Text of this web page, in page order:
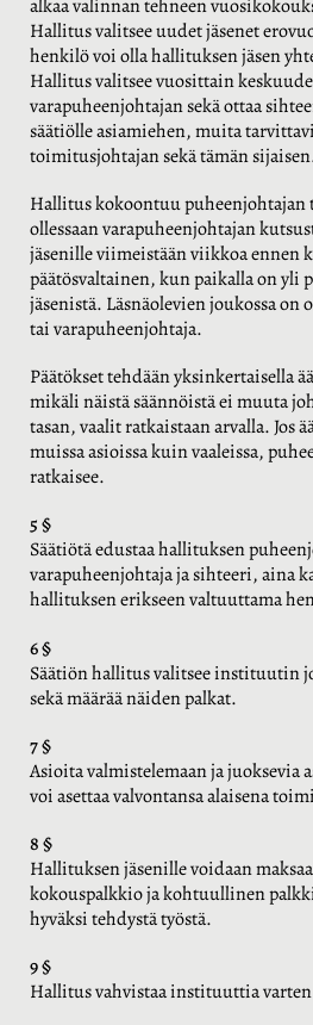
alkaa valinnan tehneen
Hallitus valitsee uudet jäsenet
henkilö voi olla hallituksen jäsen
Hallitus valitsee vuosittain
varapuheenjohtajan sekä ottaa
säätiölle asiamiehen, muita
toimitusjohtajan sekä tämän
Hallitus kokoontuu puheenjohtajan
ollessaan varapuheenjohtajan
jäsenille viimeistään viikkoa ennen
päätösvaltainen, kun paikalla on yli
jäsenistä. Läsnäolevien joukossa on
tai varapuheenjohtaja.
Päätökset tehdään yksinkertaisella
mikäli näistä säännöistä ei muuta
tasan, vaalit ratkaistaan arvalla. Jos
muissa asioissa kuin vaaleissa,
ratkaisee.
5 §
Säätiötä edustaa hallituksen
varapuheenjohtaja ja sihteeri, aina
hallituksen erikseen valtuuttama
6 §
Säätiön hallitus valitsee instituutin
sekä määrää näiden palkat.
7 §
Asioita valmistelemaan ja juoksevia
voi asettaa valvontansa alaisena
8 §
Hallituksen jäsenille voidaan
kokouspalkkio ja kohtuullinen
hyväksi tehdystä työstä.
9 §
Hallitus vahvistaa instituuttia